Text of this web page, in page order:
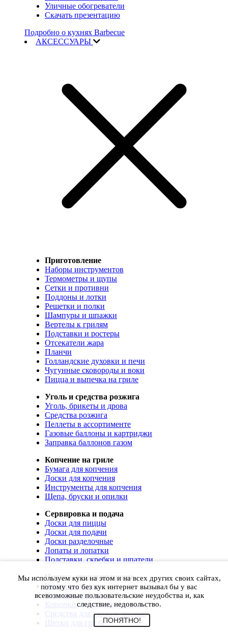
Уличные обогреватели
Скачать презентацию
Подробно о кухнях Barbecue
АКСЕССУАРЫ
Приготовление
Наборы инструментов
Термометры и щупы
Сетки и противни
Поддоны и лотки
Решетки и полки
Шампуры и шпажки
Вертелы к грилям
Подставки и ростеры
Отсекатели жара
Планчи
Голландские духовки и печи
Чугунные сковороды и воки
Пицца и выпечка на гриле
Уголь и средства розжига
Уголь, брикеты и дрова
Средства розжига
Пеллеты в ассортименте
Газовые баллоны и картриджи
Заправка баллонов газом
Копчение на гриле
Бумага для копчения
Доски для копчения
Инструменты для копчения
Щепа, бруски и опилки
Сервировка и подача
Доски для пиццы
Доски для подачи
Доски разделочные
Лопаты и лопатки
Подставки, скребки и шпатели
Чистка, уход и хранение
Чехлы и сумки
Коврики для гриля
Корючки для инструментов
Средства для ухода и чистки
Щетки для гриля
Мы используем куки на этом и на всех других своих сайтах,
потому что без кук интернет вызывал бы у вас
всевозможные пользовательские неудобства и, как
следствие, недовольство.
ПОНЯТНО!